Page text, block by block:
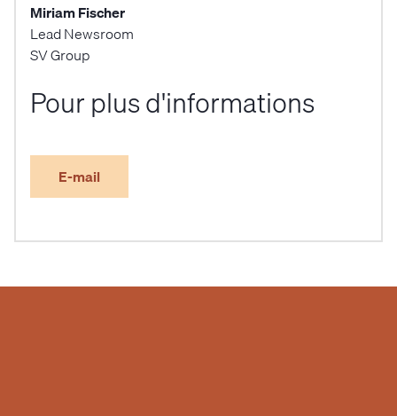
Miriam Fischer
Lead Newsroom
SV Group
Pour plus d'informations
E-mail